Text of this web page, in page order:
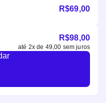
R$69,00
R$98,00
até 2x de 49,00 sem juros